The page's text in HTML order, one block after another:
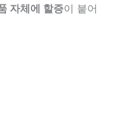
자체에 할증이 붙어